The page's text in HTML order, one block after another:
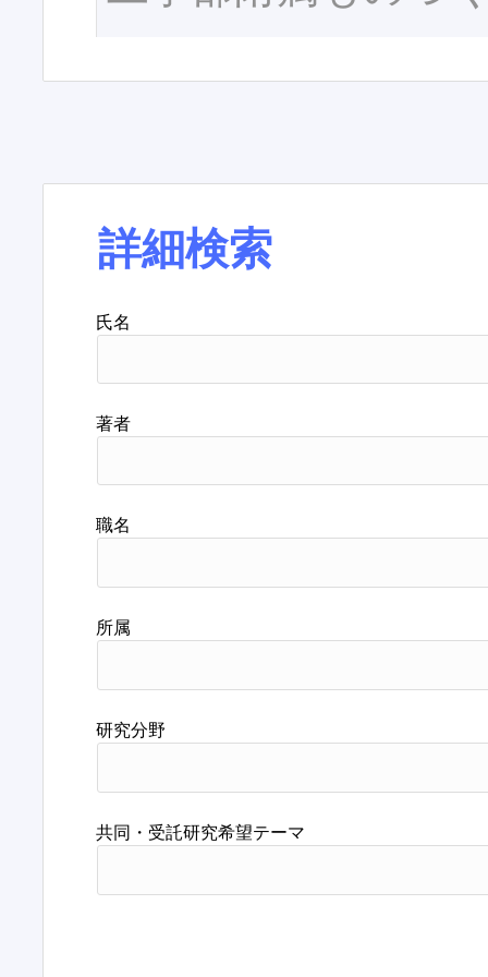
詳細検索
氏名
著者
職名
所属
研究分野
共同・受託研究希望テーマ